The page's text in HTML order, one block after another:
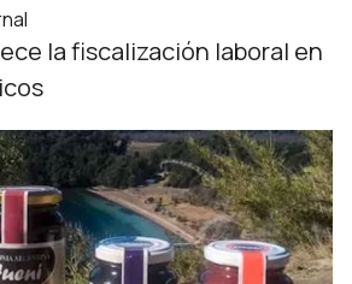
la fiscalización laboral en